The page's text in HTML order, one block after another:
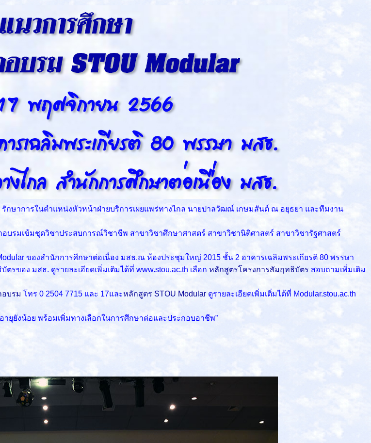
ษาการในตำแหน่งหัวหน้าฝ่ายบริการเผยแพร่ทางไกล นายปาลวัฒณ์ เกษมสันต์ ณ อยุธยา และทีมงาน
บรมเข้มชุดวิชาประสบการณ์วิชาชีพ สาขาวิชาศึกษาศาสตร์ สาขาวิชานิติศาสตร์ สาขาวิชารัฐศาสตร์
ของสำนักการศีกษาต่อเนื่อง มสธ.ณ ห้องประชุมใหญ่ 2015 ชั้น 2 อาคารเฉลิมพระเกียรติ 80 พรรษา
ของ มสธ. ดูรายละเอียดเพิ่มเติมได้ที่ www.stou.ac.th เลือก หลักสูตรโครงการสัมฤทธิบัตร สอบถามเพิ่มเติม
บรม โทร 0 2504 7715 และ 17และหลักสูตร STOU Modular ดูรายละเอียดเพิ่มเติ่มได้ที่ Modular.stou.ac.th
ยังน้อย พร้อมเพิ่มทางเลือกในการศึกษาต่อและประกอบอาชีพ”